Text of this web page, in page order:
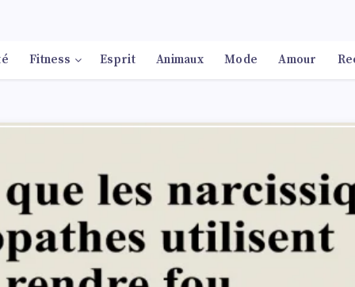
Fitness Esprit Animaux Mode Amour